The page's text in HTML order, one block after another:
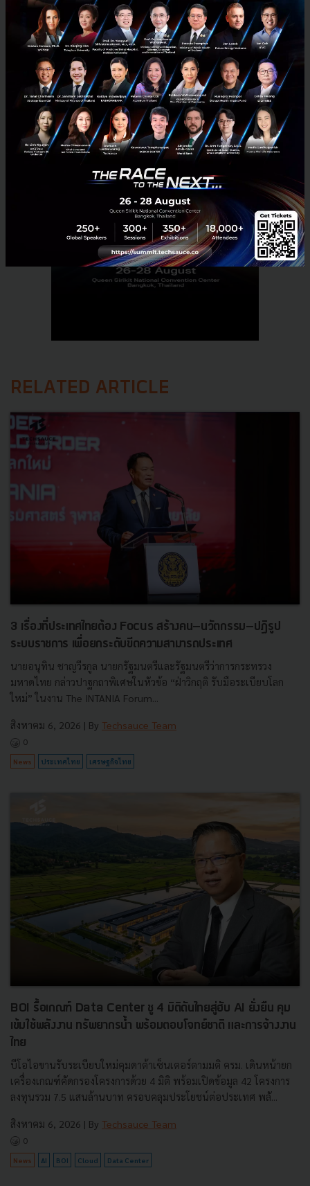
ต่างประเทศ) กับผู้ให้บริการที่มีอยู่เดิม ก็อยู่ได้นะ แต่อยู่
ยากหน่อย อยู่แบบอ่วมๆ นั่นเอง
GET GO-JEK Thailand Ride Hailing Transportation
No comment
RELATED ARTICLE
3 เรื่องที่ประเทศไทยต้อง Focus สร้างคน–นวัตกรรม–ปฏิรูป
ระบบราชการ เพื่อยกระดับขีดความสามารถประเทศ
นายอนุทิน ชาญวีรกูล นายกรัฐมนตรีและรัฐมนตรีว่าการกระทรวง
มหาดไทย กล่าวปาฐกถาพิเศษในหัวข้อ “ฝ่าวิกฤติ รับมือระเบียบโลก
ใหม่” ในงาน The INTANIA Forum...
สิงหาคม 6, 2026 | By Techsauce Team
0
News ประเทศไทย เศรษฐกิจไทย
BOI รื้อเกณฑ์ Data Center ชู 4 มิติดันไทยสู่ฮับ AI ยั่งยืน คุม
เข้มใช้พลังงาน ทรัพยากรน้ำ พร้อมตอบโจทย์ชาติ และการจ้างงาน
ไทย
บีโอไอขานรับระเบียบใหม่คุมดาต้าเซ็นเตอร์ตามมติ ครม. เดินหน้ายก
เครื่องเกณฑ์คัดกรองโครงการด้วย 4 มิติ พร้อมเปิดข้อมูล 42 โครงการ
ลงทุนรวม 7.5 แสนล้านบาท ครอบคลุมประโยชน์ต่อประเทศ พลั...
สิงหาคม 6, 2026 | By Techsauce Team
0
News AI BOI Cloud Data Center